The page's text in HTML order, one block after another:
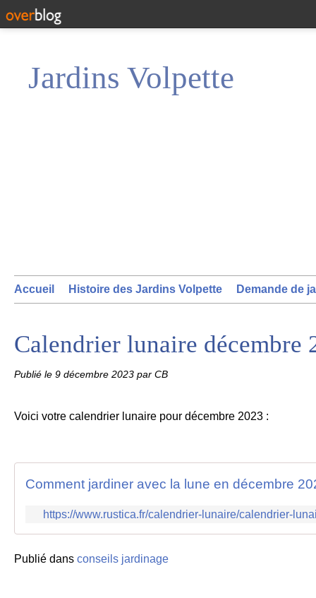
Jardins Volpette
Accueil Histoire des Jardins Volpette Demande de
Calendrier lunaire décembre
Publié le 9 décembre 2023 par CB
Voici votre calendrier lunaire pour décembre 2023 :
Comment jardiner avec la lune en décembre
https://www.rustica.fr/calendrier-lunaire/calendrier-
Publié dans conseils jardinage